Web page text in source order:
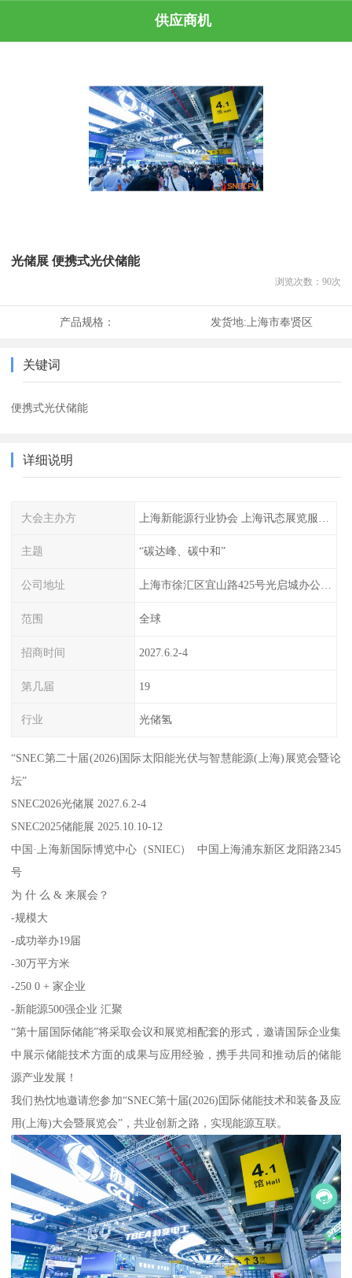
供应商机
光储展 便携式光伏储能
浏览次数： 90次
产品规格： 发货地:上海市奉贤区
关键词
便携式光伏储能
详细说明
大会主办方
主题 “碳达峰、碳中和”
公司地址 上海市徐汇区宜山路425号光启城办公楼905-907室
范围 全球
招商时间 2027.6.2-4
第几届 19
行业 光储氢
“SNEC第二十届(2026)国际太阳能光伏与智慧能源(上海)展览会暨论
坛”
SNEC2026光储展 2027.6.2-4
SNEC2025储能展 2025.10.10-12
中国·上海新国际博览中心（SNIEC） 中国上海浦东新区龙阳路2345
号
为 什 么 & 来展会？
-规模大
-成功举办19届
-30万平方米
-250 0 + 家企业
-新能源500强企业 汇聚
“第十届国际储能”将采取会议和展览相配套的形式，邀请国际企业集
中展示储能技术方面的成果与应用经验，携手共同和推动后的储能
源产业发展！
我们热忱地邀请您参加“SNEC第十届(2026)囯际储能技术和装备及应
用(上海)大会暨展览会”，共业创新之路，实现能源互联。